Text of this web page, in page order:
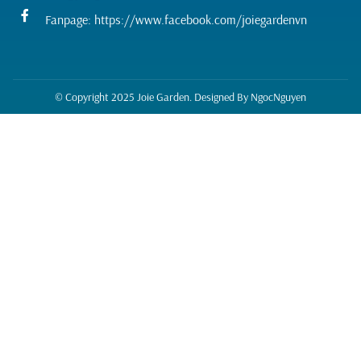
Fanpage: https://www.facebook.com/joiegardenvn
© Copyright 2025 Joie Garden. Designed By NgocNguyen